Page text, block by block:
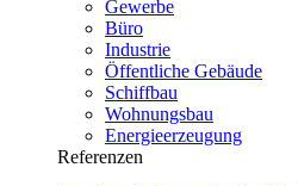
Gewerbe
Büro
Industrie
Öffentliche Gebäude
Schiffbau
Wohnungsbau
Energieerzeugung
Referenzen